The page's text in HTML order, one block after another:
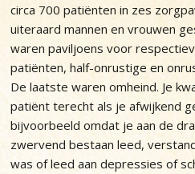
circa 700 patiënten in zes
uiteraard mannen en vrouwen
waren paviljoens voor
patiënten, half-onrustige en
De laatste waren omheind. Je
patiënt terecht als je afwijkend
bijvoorbeeld omdat je aan de
zwervend bestaan leed,
was of leed aan depressies of